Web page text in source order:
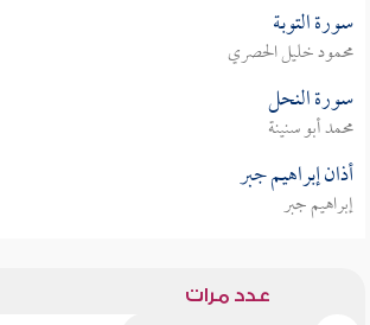
سورة التوبة
محمود خليل الحصري
سورة النحل
محمد أبو سنينة
أذان إبراهيم جبر
إبراهيم جبر
عدد مرات